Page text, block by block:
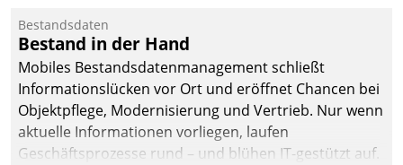
Bestandsdaten
Bestand in der Hand
Mobiles Bestandsdatenmanagement schließt
Informationslücken vor Ort und eröffnet Chancen bei
Objektpflege, Modernisierung und Vertrieb. Nur wenn
aktuelle Informationen vorliegen, laufen
Geschäftsprozesse rund – und blühen IT-gestützt auf.